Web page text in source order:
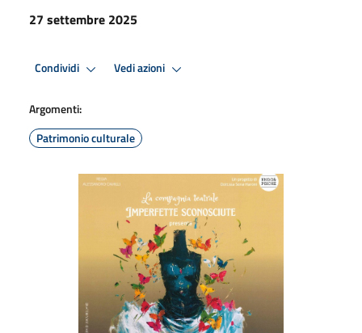
27 settembre 2025
Condividi Vedi azioni
Argomenti:
Patrimonio culturale